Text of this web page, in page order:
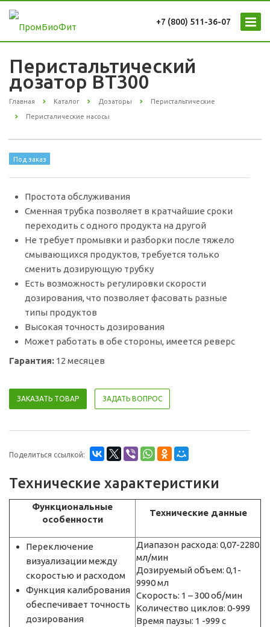
+7 (800) 511-36-07
Перистальтический
дозатор ВТ300
Главная Каталог Дозаторы Перистальтические
Перисталические насосы
Под заказ
Простота обслуживания
Сменная трубка позволяет в кратчайшие сроки
переходить с одного продукта на другой
Не требует промывки и разборки после тяжело
смывающихся продуктов, требуется только
сменить дозирующую трубку
Есть возможность регулировки скорости
дозирования, что позволяет фасовать разные
типы продуктов
Высокая точность дозирования
Может работать в обе стороны, имеется реверс
Гарантия: 12 месяцев
ЗАКАЗАТЬ ТОВАР ЗАДАТЬ ВОПРОС
Поделиться ссылкой:
Технические характеристики
Функциональные
особенности
Технические данные
Переключение
визуализации между
скоростью и расходом
Функция калибрования
обеспечивает точность
дозирования
Диапазон расхода: 0,07-2280
мл/мин
Дозируемый объем: 0,1-
9990 мл
Скорость: 1 – 300 об/мин
Количество циклов: 0-999
Время паузы: 1 -999 с